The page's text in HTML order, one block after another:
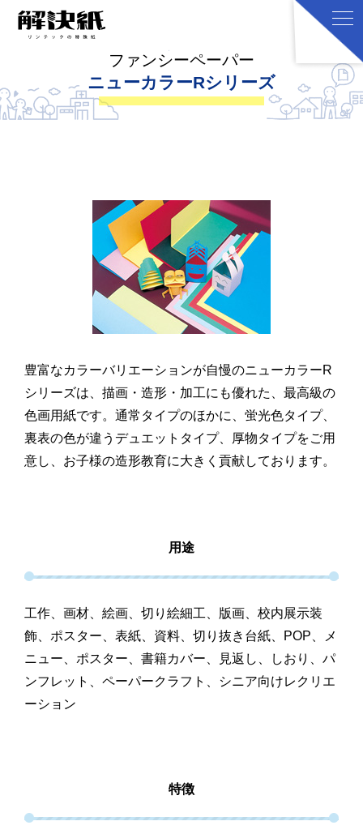
ファンシーペーパー
ニューカラーRシリーズ
豊富なカラーバリエーションが自慢のニューカラーR
シリーズは、描画・造形・加工にも優れた、最高級の
色画用紙です。通常タイプのほかに、蛍光色タイプ、
裏表の色が違うデュエットタイプ、厚物タイプをご用
意し、お子様の造形教育に大きく貢献しております。
用途
工作、画材、絵画、切り絵細工、版画、校内展示装
飾、ポスター、表紙、資料、切り抜き台紙、POP、メ
ニュー、ポスター、書籍カバー、見返し、しおり、パ
ンフレット、ペーパークラフト、シニア向けレクリエ
ーション
特徴